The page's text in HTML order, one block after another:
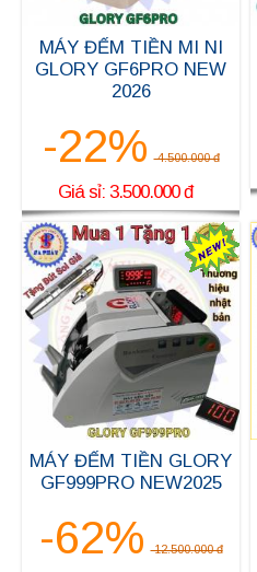
MÁY ĐẾM TIỀN MI NI
GLORY GF6PRO NEW
2026
-22% 4.500.000 đ
Giá sỉ: 3.500.000 đ
MÁY ĐẾM TIỀN GLORY
GF999PRO NEW2025
-62% 12.500.000 đ